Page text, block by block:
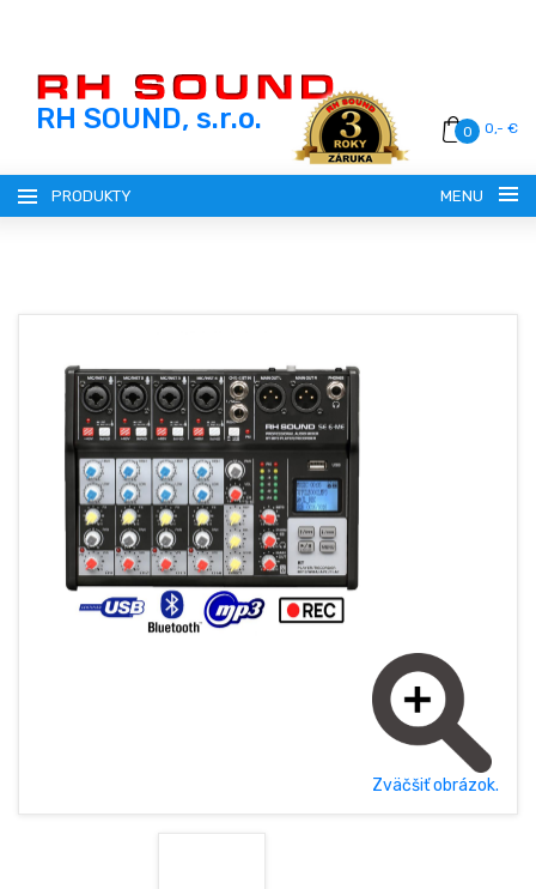
RH SOUND, s.r.o. 0 0,- €
PRODUKTY MENU
SLOVENSKY (SK)
ČESKY (CZ)
MAGYAR (HU)
POLSKY (PL)
REGISTRÁCIA
PRIHLÁSENIE
ÚVODNÁ STRÁNKA
Zväčšiť obrázok.